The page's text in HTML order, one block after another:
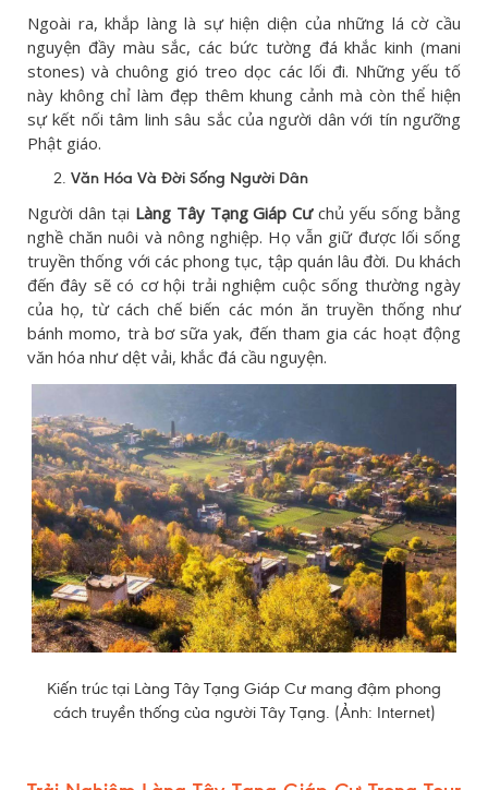
Ngoài ra, khắp làng là sự hiện diện của những lá cờ cầu
nguyện đầy màu sắc, các bức tường đá khắc kinh (mani
stones) và chuông gió treo dọc các lối đi. Những yếu tố
này không chỉ làm đẹp thêm khung cảnh mà còn thể hiện
sự kết nối tâm linh sâu sắc của người dân với tín ngưỡng
Phật giáo.
Văn Hóa Và Đời Sống Người Dân
Người dân tại Làng Tây Tạng Giáp Cưchủ yếu sống bằng
nghề chăn nuôi và nông nghiệp. Họ vẫn giữ được lối sống
truyền thống với các phong tục, tập quán lâu đời. Du khách
đến đây sẽ có cơ hội trải nghiệm cuộc sống thường ngày
của họ, từ cách chế biến các món ăn truyền thống như
bánh momo, trà bơ sữa yak, đến tham gia các hoạt động
văn hóa như dệt vải, khắc đá cầu nguyện.
Kiến trúc tại Làng Tây Tạng Giáp Cư mang đậm phong
cách truyền thống của người Tây Tạng. (Ảnh: Internet)